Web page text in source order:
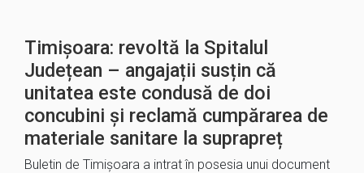
Timișoara: revoltă la Spitalul
Județean – angajații susțin că
unitatea este condusă de doi
concubini și reclamă cumpărarea de
materiale sanitare la suprapreț
Buletin de Timișoara a intrat în posesia unui document